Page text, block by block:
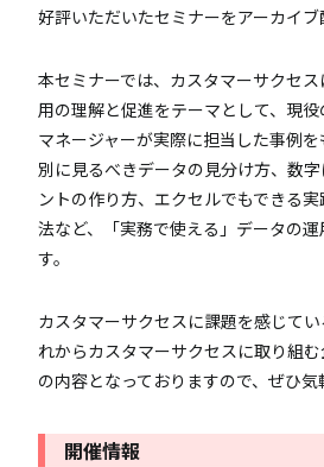
好評いただいたセミナーをアーカイブ
本セミナーでは、カスタマーサクセ
用の理解と促進をテーマとして、現
マネージャーが実際に担当した事例
別に見るべきデータの見分け方、数
ントの作り方、エクセルでもできる
法など、「実務で使える」データの
す。
カスタマーサクセスに課題を感じて
れからカスタマーサクセスに取り組
の内容となっておりますので、ぜひ気
開催情報